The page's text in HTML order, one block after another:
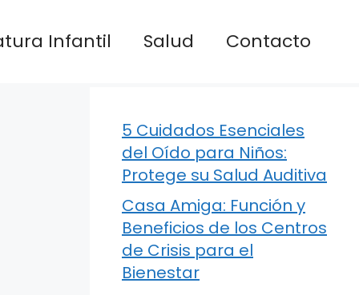
Infantil Salud Contacto
5 Cuidados Esenciales
del Oído para Niños:
Protege su Salud Auditiva
Casa Amiga: Función y
Beneficios de los Centros
de Crisis para el
Bienestar